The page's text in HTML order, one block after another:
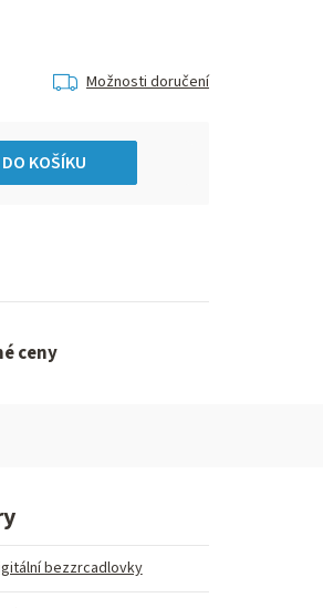
Možnosti doručení
DO KOŠÍKU
ceny
bezzrcadlovky